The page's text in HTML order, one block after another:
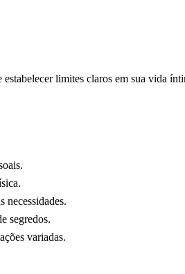
limites claros em sua vida
necessidades.
segredos.
variadas.